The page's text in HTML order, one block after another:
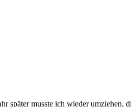
später musste ich wieder